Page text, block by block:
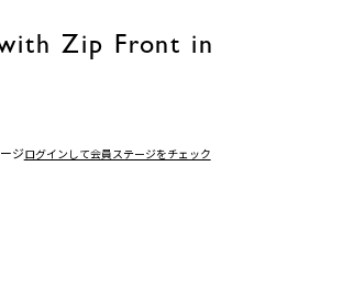
Zip Front in
ジログインして会員ステージをチェック